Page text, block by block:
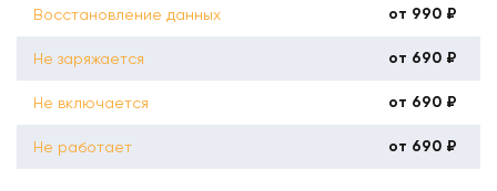
Восстановление данных от 990 ₽
Не заряжается от 690 ₽
Не включается от 690 ₽
Не работает от 690 ₽